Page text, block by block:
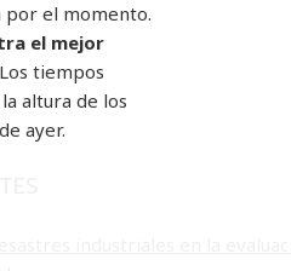
por el momento.
el mejor
tiempos
altura de los
ayer.